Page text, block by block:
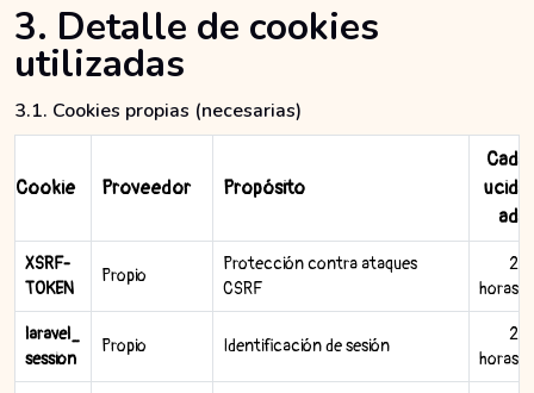
3. Detalle de cookies
utilizadas
3.1. Cookies propias (necesarias)
Cookie Proveedor Propósito
Cad
ucid
ad
XSRF-
TOKEN
Propio
Protección contra ataques
CSRF
2
horas
laravel_
session
Propio Identificación de sesión
2
horas